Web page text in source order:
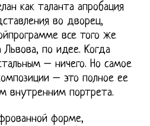
как таланта апробация
во дворец,
все того же
Львова, по идее. Когда
– ничего. Но самое
– это полное ее
внутренним портрета.
форме,